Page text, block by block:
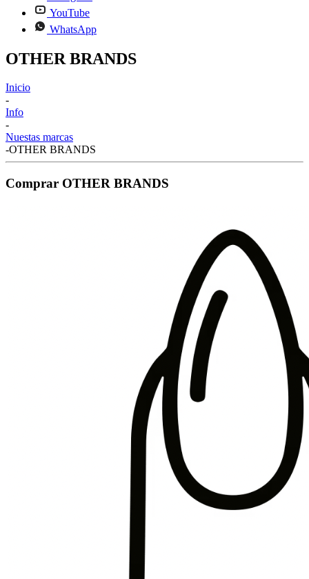
YouTube
WhatsApp
OTHER BRANDS
Inicio
-
Info
-
Nuestas marcas
-OTHER BRANDS
Comprar OTHER BRANDS